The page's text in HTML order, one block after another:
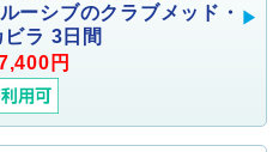
ーシブのクラブメッド・
ラ 3日間
円